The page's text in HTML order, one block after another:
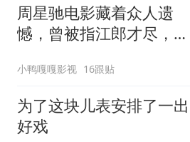
周星驰电影藏着众人遗
憾，曾被指江郎才尽，背
小鸭嘎嘎影视 16跟贴
为了这块儿表安排了一出
好戏